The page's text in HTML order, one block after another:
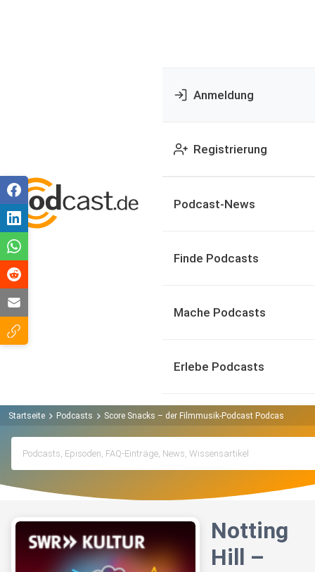
Anmeldung
Registrierung
Podcast-News
Finde Podcasts
Mache Podcasts
Erlebe Podcasts
Startseite Podcasts Score Snacks – der Filmmusik-Podcast Podcast
Notting
Hill –